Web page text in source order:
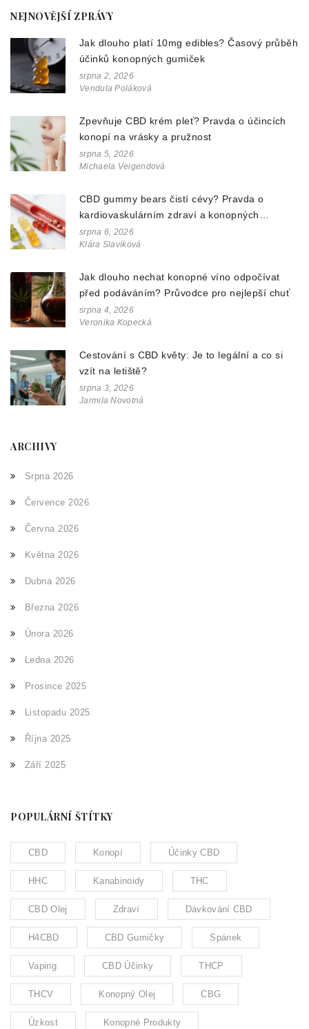
NEJNOVĚJŠÍ ZPRÁVY
Jak dlouho platí 10mg edibles? Časový průběh
účinků konopných gumiček
srpna 2, 2026
Vendula Poláková
Zpevňuje CBD krém pleť? Pravda o účincích
konopí na vrásky a pružnost
srpna 5, 2026
Michaela Veigendová
CBD gummy bears čistí cévy? Pravda o
kardiovaskulárním zdraví a konopných
doplňcích
srpna 6, 2026
Klára Slavíková
Jak dlouho nechat konopné víno odpočívat
před podáváním? Průvodce pro nejlepší chuť
srpna 4, 2026
Veronika Kopecká
Cestování s CBD květy: Je to legální a co si
vzít na letiště?
srpna 3, 2026
Jarmila Novotná
ARCHIVY
Srpna 2026
Července 2026
Června 2026
Května 2026
Dubna 2026
Března 2026
Února 2026
Ledna 2026
Prosince 2025
Listopadu 2025
Října 2025
Září 2025
POPULÁRNÍ ŠTÍTKY
CBD Konopí Účinky CBD
HHC Kanabinoidy THC
CBD Olej Zdraví Dávkování CBD
H4CBD CBD Gumičky Spánek
Vaping CBD Účinky THCP
THCV Konopný Olej CBG
Úzkost Konopné Produkty